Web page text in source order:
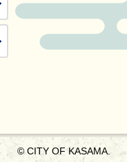
© CITY OF KASAMA.